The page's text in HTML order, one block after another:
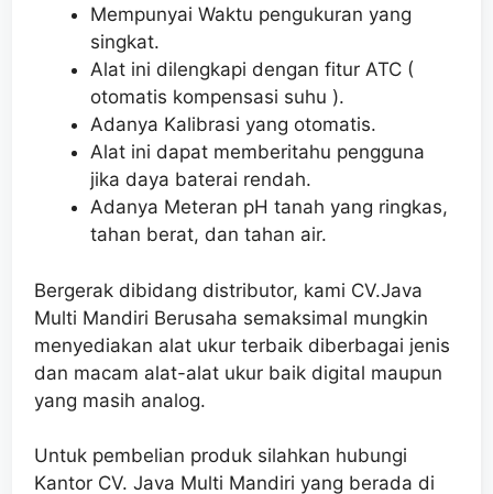
Mempunyai Waktu pengukuran yang
singkat.
Alat ini dilengkapi dengan fitur ATC (
otomatis kompensasi suhu ).
Adanya Kalibrasi yang otomatis.
Alat ini dapat memberitahu pengguna
jika daya baterai rendah.
Adanya Meteran pH tanah yang ringkas,
tahan berat, dan tahan air.
Bergerak dibidang distributor, kami CV.Java
Multi Mandiri Berusaha semaksimal mungkin
menyediakan alat ukur terbaik diberbagai jenis
dan macam alat-alat ukur baik digital maupun
yang masih analog.
Untuk pembelian produk silahkan hubungi
Kantor CV. Java Multi Mandiri yang berada di